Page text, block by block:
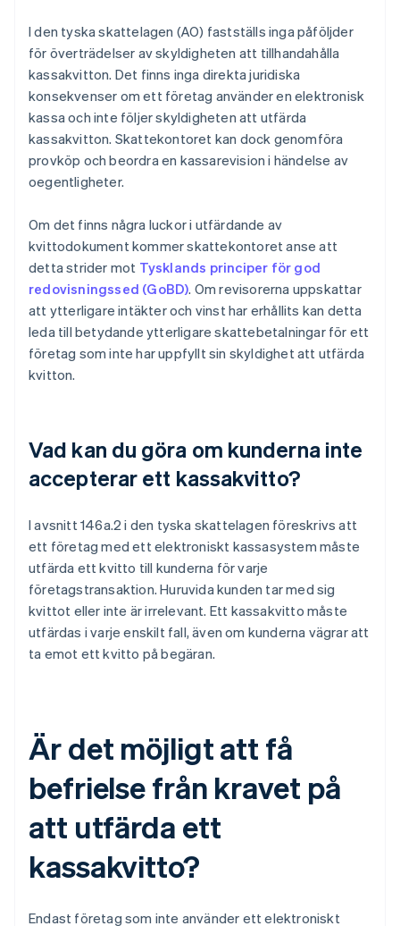
I den tyska skattelagen (AO) fastställs inga påföljder
för överträdelser av skyldigheten att tillhandahålla
kassakvitton. Det finns inga direkta juridiska
konsekvenser om ett företag använder en elektronisk
kassa och inte följer skyldigheten att utfärda
kassakvitton. Skattekontoret kan dock genomföra
provköp och beordra en kassarevision i händelse av
oegentligheter.
Om det finns några luckor i utfärdande av
kvittodokument kommer skattekontoret anse att
detta strider mot Tysklands principer för god
redovisningssed (GoBD). Om revisorerna uppskattar
att ytterligare intäkter och vinst har erhållits kan detta
leda till betydande ytterligare skattebetalningar för ett
företag som inte har uppfyllt sin skyldighet att utfärda
kvitton.
Vad kan du göra om kunderna inte
accepterar ett kassakvitto?
I avsnitt 146a.2 i den tyska skattelagen föreskrivs att
ett företag med ett elektroniskt kassasystem måste
utfärda ett kvitto till kunderna för varje
företagstransaktion. Huruvida kunden tar med sig
kvittot eller inte är irrelevant. Ett kassakvitto måste
utfärdas i varje enskilt fall, även om kunderna vägrar att
ta emot ett kvitto på begäran.
Är det möjligt att få
befrielse från kravet på
att utfärda ett
kassakvitto?
Endast företag som inte använder ett elektroniskt